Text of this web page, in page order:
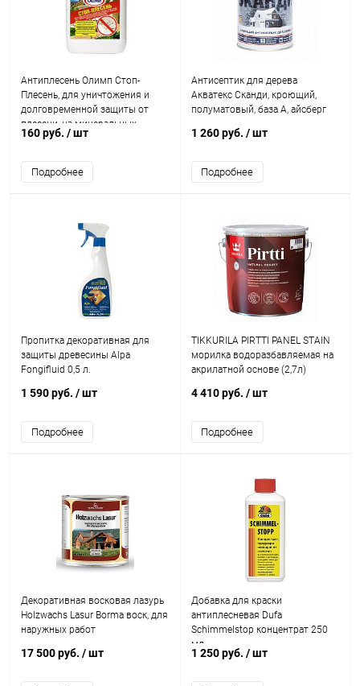
Антиплесень Олимп Стоп-
Плесень, для уничтожения и
долговременной защиты от
плесени, на минеральных
поверхностях, и древесине
160 руб. / шт
Подробнее
Антисептик для дерева
Акватекс Сканди, кроющий,
полуматовый, база A, айсберг
1 260 руб. / шт
Подробнее
Пропитка декоративная для
защиты древесины Alpa
Fongifluid 0,5 л.
1 590 руб. / шт
Подробнее
TIKKURILA PIRTTI PANEL STAIN
морилка водоразбавляемая на
акрилатной основе (2,7л)
4 410 руб. / шт
Подробнее
Декоративная восковая лазурь
Holzwachs Lasur Borma воск, для
наружных работ
17 500 руб. / шт
Добавка для краски
антиплесневая Dufa
Schimmelstop концентрат 250
мл.
1 250 руб. / шт